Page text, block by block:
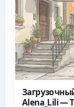
Alena_Lili —